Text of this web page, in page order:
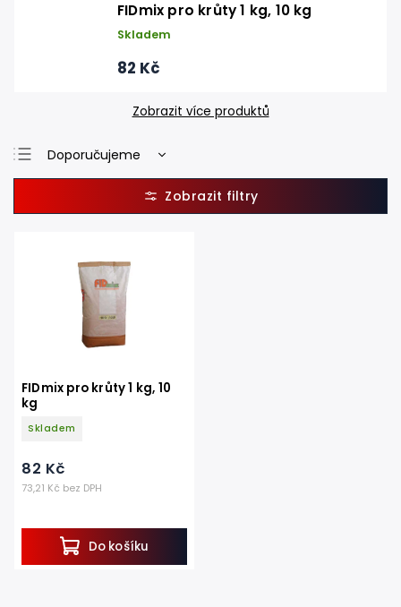
FIDmix pro krůty 1 kg, 10 kg
Skladem
82 Kč
Zobrazit více produktů
Doporučujeme
Nejlevnější
Nejdražší
Abecedně
FIDmix pro krůty 1 kg, 10
kg
Skladem
73,21 Kč bez DPH
82 Kč
Do košíku